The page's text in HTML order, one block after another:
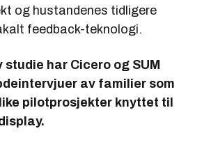
og hustandenes tidligere
feedback-teknologi.
studie har Cicero og SUM
av familier som
pilotprosjekter knyttet til